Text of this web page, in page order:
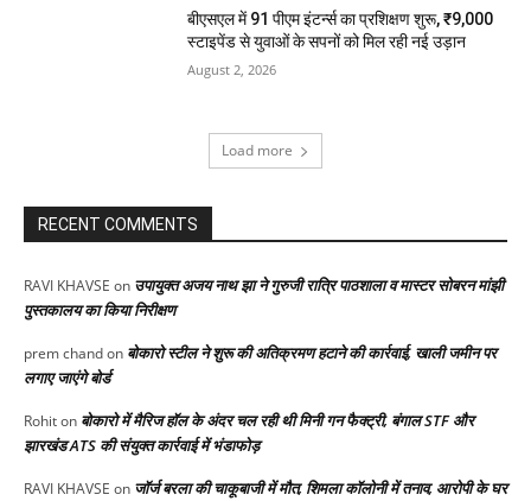
बीएसएल में 91 पीएम इंटर्न्स का प्रशिक्षण शुरू, ₹9,000
स्टाइपेंड से युवाओं के सपनों को मिल रही नई उड़ान
August 2, 2026
Load more
RECENT COMMENTS
RAVI KHAVSE on उपायुक्त अजय नाथ झा ने गुरुजी रात्रि पाठशाला व मास्टर सोबरन मांझी
पुस्तकालय का किया निरीक्षण
prem chandon बोकारो स्टील ने शुरू की अतिक्रमण हटाने की कार्रवाई, खाली जमीन पर
लगाए जाएंगे बोर्ड
Rohiton बोकारो में मैरिज हॉल के अंदर चल रही थी मिनी गन फैक्ट्री, बंगाल STF और
झारखंड ATS की संयुक्त कार्रवाई में भंडाफोड़
RAVI KHAVSE on जॉर्ज बरला की चाकूबाजी में मौत, शिमला कॉलोनी में तनाव, आरोपी के घर